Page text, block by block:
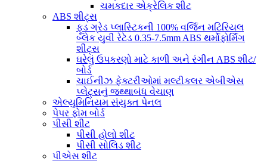
ચમકદાર એક્રેલિક શીટ
ABS શીટ્સ
ફૂડ ગ્રેડ પ્લાસ્ટિકની 100% વર્જિન મટિરિયલ
બ્લેક યુવી રેટેડ 0.35-7.5mm ABS થર્મોફોર્મિંગ
શીટ્સ
ઘરેલું ઉપકરણો માટે કાળી અને રંગીન ABS શીટ/
બોર્ડ
ચાઈનીઝ ફેક્ટરીઓમાં મલ્ટીકલર એબીએસ
પ્લેટ્સનું જથ્થાબંધ વેચાણ
એલ્યુમિનિયમ સંયુક્ત પેનલ
પેપર ફોમ બોર્ડ
પીસી શીટ
પીસી હોલો શીટ
પીસી સોલિડ શીટ
પીએસ શીટ